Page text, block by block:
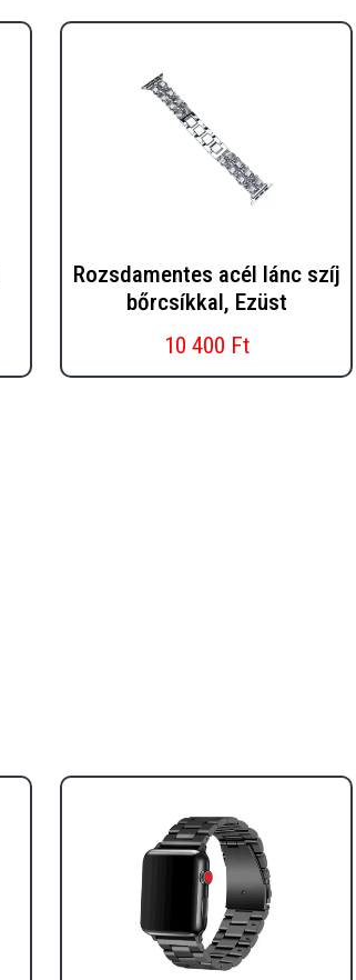
Rozsdamentes acél lánc szíj
bőrcsíkkal, Ezüst
10 400 Ft